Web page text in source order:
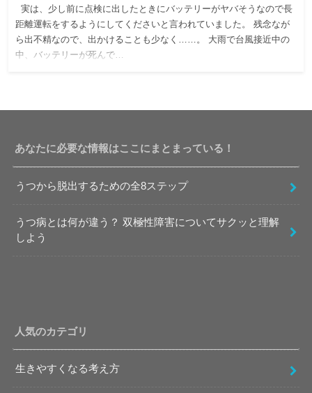
実は、少し前に点検に出したときにバッテリーがヤバそうなので長
距離運転をするようにしてくださいと言われていました。 残念なが
ら出不精なので、出かけることも少なく……。 大雨で台風接近中の
中、バッテリーが死んで…
あなたに必要な情報はここにまとまっている！
うつから脱出するための全8ステップ
うつ病とは何が違う？ 双極性障害についてサクッと理解
しよう
人気のカテゴリ
生きやすくなる考え方